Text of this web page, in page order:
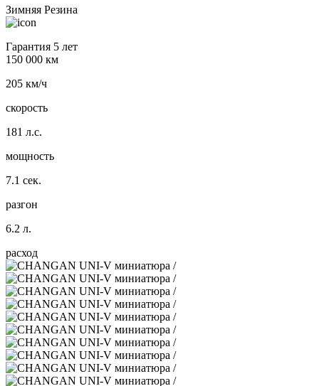
Зимняя Резина
Гарантия 5 лет
150 000 км
205 км/ч
скорость
181 л.с.
мощность
7.1 сек.
разгон
6.2 л.
расход